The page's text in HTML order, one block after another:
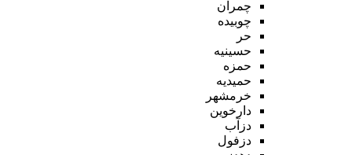
چمران
چوبیده
حر
حسینیه
حمزه
حمیدیه
خرمشهر
دارخوین
دزآب
دزفول